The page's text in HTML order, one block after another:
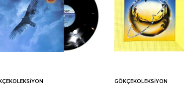
Sepete
Ekle
Sepete
Ekle
GÖKÇEKOLEKSIYON